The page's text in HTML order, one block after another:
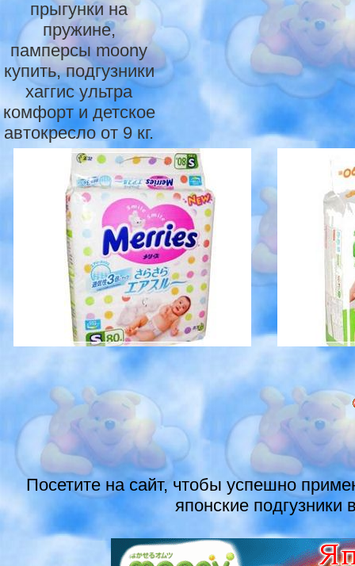
прыгунки на
пружине,
памперсы moony
купить, подгузники
хаггис ультра
комфорт и детское
автокресло от 9 кг.
Посетите на сайт, чтобы успешно
японские подгузники